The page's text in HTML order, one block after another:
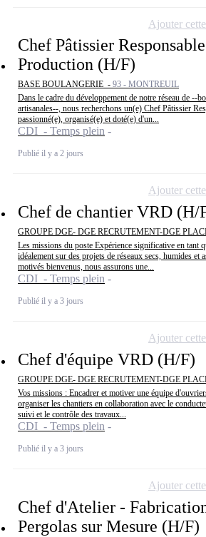
Chef Pâtissier
Production (H/F)
BASE BOULANGERIE - 93 - MONTREUIL
Dans le cadre du développement de notre réseau de --
artisanales--, nous recherchons un(e) Chef Pâtissier
passionné(e), organisé(e) et doté(e) d'un...
CDI - Temps plein
Publié il y a 2 jours
Ajouter
Chef de chantier VRD (H/
GROUPE DGE- DGE RECRUTEMENT-DGE
Les missions du poste Expérience significative en tant
idéalement sur des projets de réseaux secs, humides et
motivés bienvenus, nous assurons une...
CDI - Temps plein
Publié il y a 3 jours
Ajouter
Chef d'équipe VRD (H/F)
GROUPE DGE- DGE RECRUTEMENT-DGE
Vos missions : Encadrer et motiver une équipe
organiser les chantiers en collaboration avec le
suivi et le contrôle des travaux...
CDI - Temps plein
Publié il y a 3 jours
Ajouter
Chef d'Atelier -
Pergolas sur Mesure (H/F)
Ajouter